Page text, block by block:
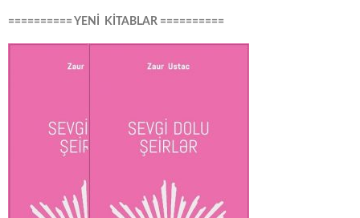
========== YENİ KİTABLAR ==========